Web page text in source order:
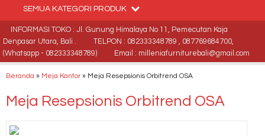
SEMUA KATEGORI PRODUK
INFORMASI TOKO : Jl. Gunung Himalaya No 11, Pemecutan Kaja
Denpasar Utara, Bali .
TELPON : 082333348789 , 087769684700,
(Whatsapp - 082333348789)
Email : milleniafurniturebali@gmail.com
Beranda » Meja Kantor» Meja Resepsionis Orbitrend OSA
Meja Resepsionis Orbitrend OSA